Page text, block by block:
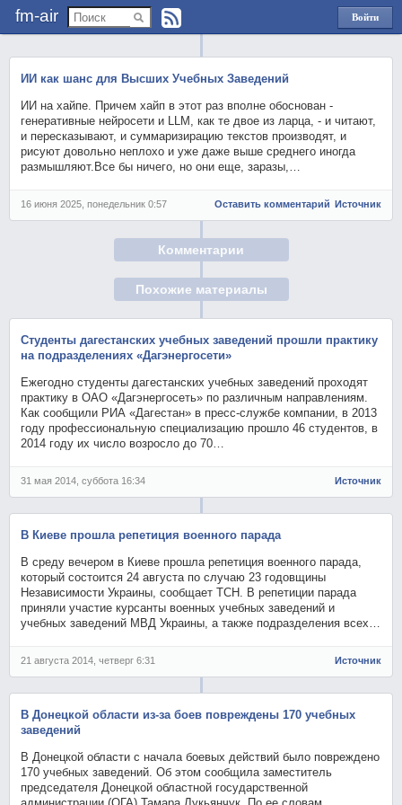
fm-air
Войти
через
ИИ как шанс для Высших Учебных Заведений
ИИ на хайпе. Причем хайп в этот раз вполне обоснован -
генеративные нейросети и LLM, как те двое из ларца, - и читают,
и пересказывают, и суммаризирацию текстов производят, и
рисуют довольно неплохо и уже даже выше среднего иногда
размышляют.Все бы ничего, но они еще, заразы,…
16 июня 2025, понедельник 0:57 Оставить комментарий Источник
Комментарии
Похожие материалы
Студенты дагестанских учебных заведений прошли практику
на подразделениях «Дагэнергосети»
Ежегодно студенты дагестанских учебных заведений проходят
практику в ОАО «Дагэнергосеть» по различным направлениям.
Как сообщили РИА «Дагестан» в пресс-службе компании, в 2013
году профессиональную специализацию прошло 46 студентов, в
2014 году их число возросло до 70…
31 мая 2014, суббота 16:34 Источник
В Киеве прошла репетиция военного парада
В среду вечером в Киеве прошла репетиция военного парада,
который состоится 24 августа по случаю 23 годовщины
Независимости Украины, сообщает ТСН. В репетиции парада
приняли участие курсанты военных учебных заведений и
учебных заведений МВД Украины, а также подразделения всех…
21 августа 2014, четверг 6:31 Источник
В Донецкой области из-за боев повреждены 170 учебных
заведений
В Донецкой области с начала боевых действий было повреждено
170 учебных заведений. Об этом сообщила заместитель
председателя Донецкой областной государственной